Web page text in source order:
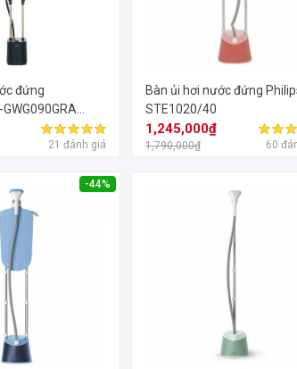
đứng
21 đánh giá
Bàn ủi hơi nước đứng
STE1020/40
1,245,000₫
1,790,000₫ 60
-44%